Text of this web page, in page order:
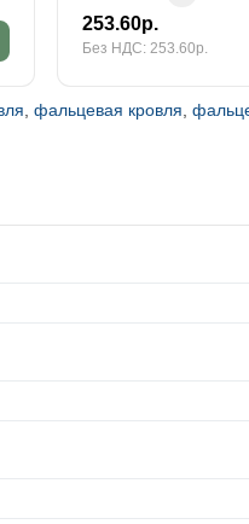
253.60р.
Без НДС: 253.60р.
фальцевая кровля